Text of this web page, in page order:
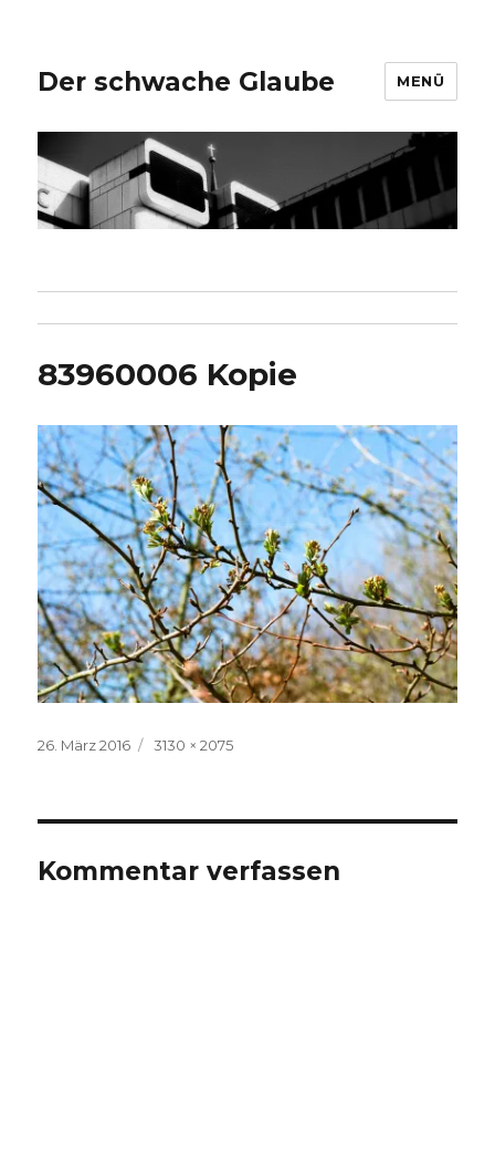
Der schwache Glaube MENÜ
83960006 Kopie
Veröffentlicht
26. März 2016
Volle
3130 × 2075
Kommentar verfassen